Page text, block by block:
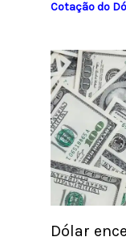
Cotação do
Dólar